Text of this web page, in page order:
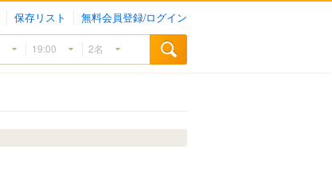
保存リスト 無料会員登録/ログイン